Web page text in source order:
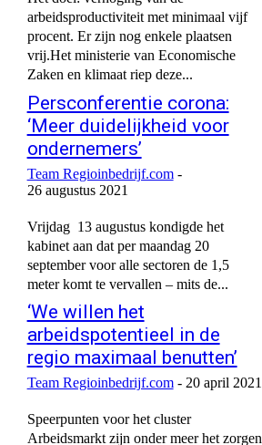
arbeidsproductiviteit met minimaal vijf
procent. Er zijn nog enkele plaatsen
vrij.Het ministerie van Economische
Zaken en klimaat riep deze...
Persconferentie corona:
‘Meer duidelijkheid voor
ondernemers’
Team Regioinbedrijf.com -
26 augustus 2021
Vrijdag 13 augustus kondigde het
kabinet aan dat per maandag 20
september voor alle sectoren de 1,5
meter komt te vervallen – mits de...
‘We willen het
arbeidspotentieel in de
regio maximaal benutten’
Team Regioinbedrijf.com - 20 april 2021
Speerpunten voor het cluster
Arbeidsmarkt zijn onder meer het zorgen